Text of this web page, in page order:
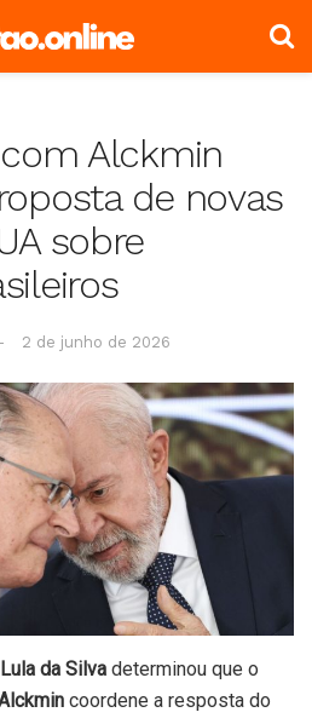
Alckmin
de novas
sobre
2 de junho de 2026
da Silva determinou que o
coordene a resposta do